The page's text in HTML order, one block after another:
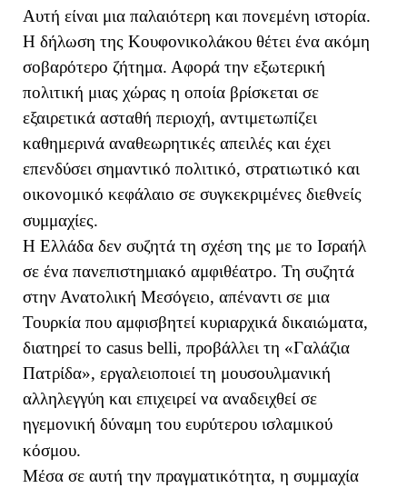
Αυτή είναι μια παλαιότερη και πονεμένη ιστορία.
Η δήλωση της Κουφονικολάκου θέτει ένα ακόμη
σοβαρότερο ζήτημα. Αφορά την εξωτερική
πολιτική μιας χώρας η οποία βρίσκεται σε
εξαιρετικά ασταθή περιοχή, αντιμετωπίζει
καθημερινά αναθεωρητικές απειλές και έχει
επενδύσει σημαντικό πολιτικό, στρατιωτικό και
οικονομικό κεφάλαιο σε συγκεκριμένες διεθνείς
συμμαχίες.
Η Ελλάδα δεν συζητά τη σχέση της με το Ισραήλ
σε ένα πανεπιστημιακό αμφιθέατρο. Τη συζητά
στην Ανατολική Μεσόγειο, απέναντι σε μια
Τουρκία που αμφισβητεί κυριαρχικά δικαιώματα,
διατηρεί το casus belli, προβάλλει τη «Γαλάζια
Πατρίδα», εργαλειοποιεί τη μουσουλμανική
αλληλεγγύη και επιχειρεί να αναδειχθεί σε
ηγεμονική δύναμη του ευρύτερου ισλαμικού
κόσμου.
Μέσα σε αυτή την πραγματικότητα, η συμμαχία